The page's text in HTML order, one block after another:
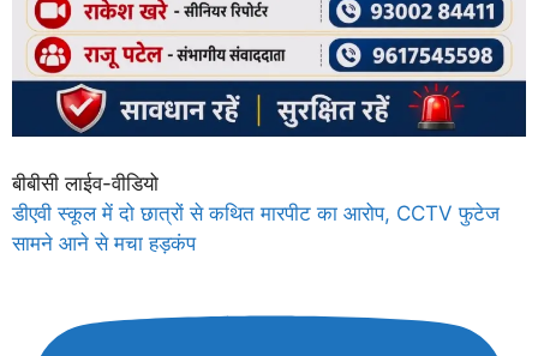
बीबीसी लाईव-वीडियो
डीएवी स्कूल में दो छात्रों से कथित मारपीट का आरोप, CCTV फुटेज
सामने आने से मचा हड़कंप